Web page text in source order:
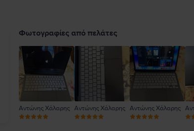
Φωτογραφίες από πελάτες
Αντώνης Χάλαρης Αντώνης Χάλαρης Αντώνης Χάλαρης